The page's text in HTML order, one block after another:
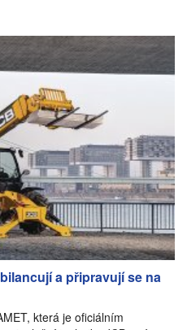
a připravují se na
která je oficiálním